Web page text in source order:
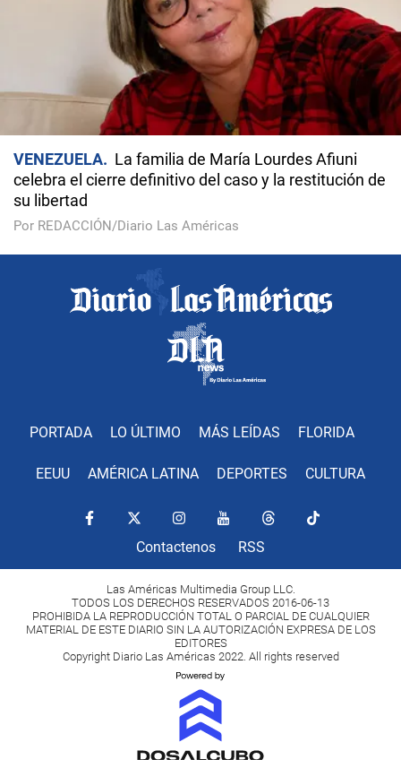
VENEZUELA
La familia de María Lourdes Afiuni
celebra el cierre definitivo del caso y la restitución de
su libertad
Por REDACCIÓN/Diario Las Américas
PORTADA LO ÚLTIMO MÁS LEÍDAS FLORIDA
EEUU AMÉRICA LATINA DEPORTES CULTURA
Contactenos RSS
Las Américas Multimedia Group LLC.
TODOS LOS DERECHOS RESERVADOS 2016-06-13
PROHIBIDA LA REPRODUCCIÓN TOTAL O PARCIAL DE CUALQUIER
MATERIAL DE ESTE DIARIO SIN LA AUTORIZACIÓN EXPRESA DE LOS
EDITORES
Copyright Diario Las Américas 2022. All rights reserved